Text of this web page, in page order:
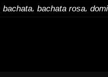
bachata, bachata rosa,